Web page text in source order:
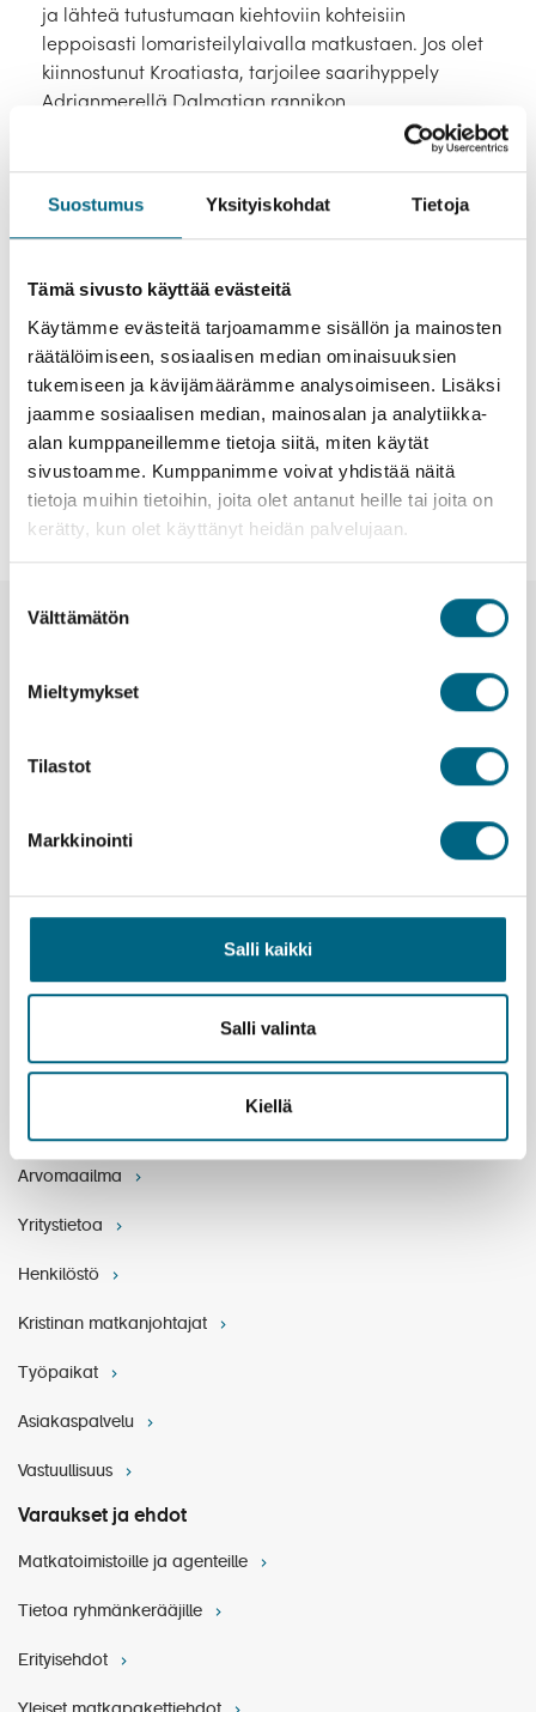
Suostumus Yksityiskohdat Tietoja
Tämä sivusto käyttää evästeitä
Käytämme evästeitä tarjoamamme sisällön ja mainosten
räätälöimiseen, sosiaalisen median ominaisuuksien
tukemiseen ja kävijämäärämme analysoimiseen. Lisäksi
jaamme sosiaalisen median, mainosalan ja analytiikka-
alan kumppaneillemme tietoja siitä, miten käytät
sivustoamme. Kumppanimme voivat yhdistää näitä
tietoja muihin tietoihin, joita olet antanut heille tai joita on
kerätty, kun olet käyttänyt heidän palvelujaan.
valinta
Välttämätön
Mieltymykset
Tilastot
Markkinointi
Salli kaikki
Salli valinta
Kiellä
ja lähteä tutustumaan kiehtoviin kohteisiin
leppoisasti lomaristeilylaivalla matkustaen. Jos olet
kiinnostunut Kroatiasta, tarjoilee saarihyppely
Adrianmerellä Dalmatian rannikon
houkuttelevimmat kohteet; historiallisia kaupunkeja
Tutustu syksyn matkoihin ja varaa:
Myynnissä olevat yhteismatkat tälle
matkatyypille
Ei hakua vastaavia tuloksia.
Yritys
Arvomaailma
Yritystietoa
Henkilöstö
Kristinan matkanjohtajat
Työpaikat
Asiakaspalvelu
Vastuullisuus
Varaukset ja ehdot
Matkatoimistoille ja agenteille
Tietoa ryhmänkerääjille
Erityisehdot